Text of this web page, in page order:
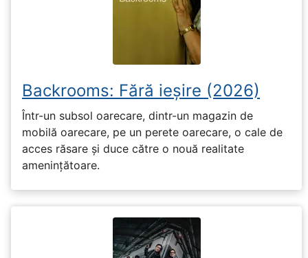
Backrooms: Fără ieșire (2026)
Într-un subsol oarecare, dintr-un magazin de
mobilă oarecare, pe un perete oarecare, o cale de
acces răsare și duce către o nouă realitate
amenințătoare.